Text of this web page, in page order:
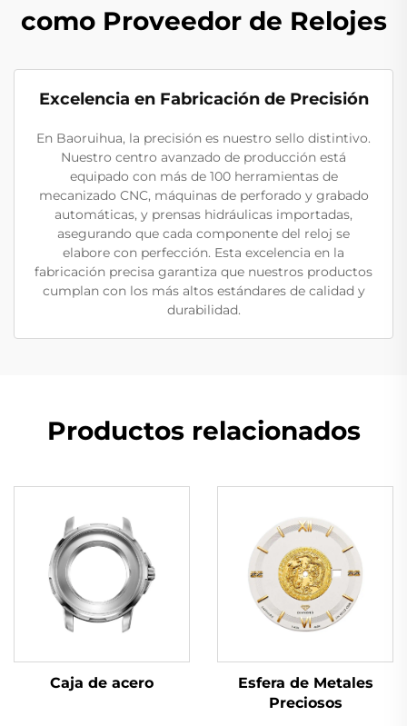
como Proveedor de Relojes
Excelencia en Fabricación de Precisión
En Baoruihua, la precisión es nuestro sello distintivo.
Nuestro centro avanzado de producción está
equipado con más de 100 herramientas de
mecanizado CNC, máquinas de perforado y grabado
automáticas, y prensas hidráulicas importadas,
asegurando que cada componente del reloj se
elabore con perfección. Esta excelencia en la
fabricación precisa garantiza que nuestros productos
cumplan con los más altos estándares de calidad y
durabilidad.
Productos relacionados
Caja de acero
Esfera de Metales
Preciosos